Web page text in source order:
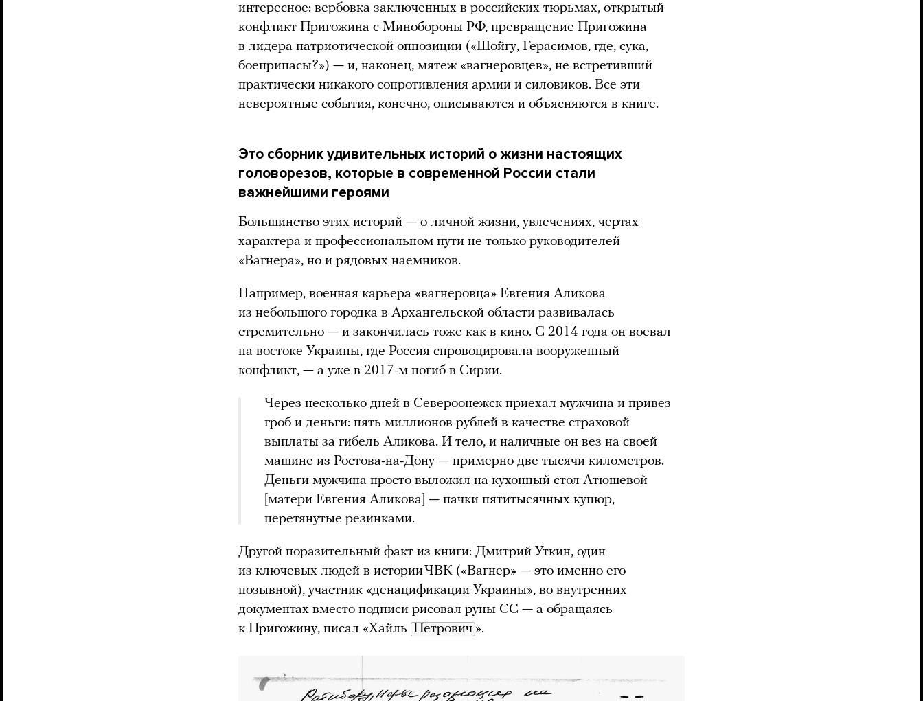
интересное: вербовка заключенных в российских тюрьмах, открытый
конфликт Пригожина с Минобороны РФ, превращение Пригожина
в лидера патриотической оппозиции («Шойгу, Герасимов, где, сука,
боеприпасы?») — и, наконец, мятеж «вагнеровцев», не встретивший
практически никакого сопротивления армии и силовиков. Все эти
невероятные события, конечно, описываются и объясняются в книге.
Это сборник удивительных историй о жизни настоящих
головорезов, которые в современной России стали
важнейшими героями
Большинство этих историй — о личной жизни, увлечениях, чертах
характера и профессиональном пути не только руководителей
«Вагнера», но и рядовых наемников.
Например, военная карьера «вагнеровца» Евгения Аликова
из небольшого городка в Архангельской области развивалась
стремительно — и закончилась тоже как в кино. С 2014 года он воевал
на востоке Украины, где Россия спровоцировала вооруженный
конфликт, — а уже в 2017-м погиб в Сирии.
Через несколько дней в Североонежск приехал мужчина и привез
гроб и деньги: пять миллионов рублей в качестве страховой
выплаты за гибель Аликова. И тело, и наличные он вез на своей
машине из Ростова-на-Дону — примерно две тысячи километров.
Деньги мужчина просто выложил на кухонный стол Атюшевой
[матери Евгения Аликова] — пачки пятитысячных купюр,
перетянутые резинками.
Другой поразительный факт из книги: Дмитрий Уткин, один
из ключевых людей в истории ЧВК («Вагнер» — это именно его
позывной), участник «денацификации Украины», во внутренних
документах вместо подписи рисовал руны СС — а обращаясь
к Пригожину, писал «Хайль Петрович ».